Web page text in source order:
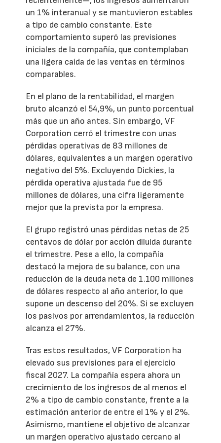
un 1% interanual y se mantuvieron estables
a tipo de cambio constante. Este
comportamiento superó las previsiones
iniciales de la compañía, que contemplaban
una ligera caída de las ventas en términos
comparables.
En el plano de la rentabilidad, el margen
bruto alcanzó el 54,9%, un punto porcentual
más que un año antes. Sin embargo, VF
Corporation cerró el trimestre con unas
pérdidas operativas de 83 millones de
dólares, equivalentes a un margen operativo
negativo del 5%. Excluyendo Dickies, la
pérdida operativa ajustada fue de 95
millones de dólares, una cifra ligeramente
mejor que la prevista por la empresa.
El grupo registró unas pérdidas netas de 25
centavos de dólar por acción diluida durante
el trimestre. Pese a ello, la compañía
destacó la mejora de su balance, con una
reducción de la deuda neta de 1.100 millones
de dólares respecto al año anterior, lo que
supone un descenso del 20%. Si se excluyen
los pasivos por arrendamientos, la reducción
alcanza el 27%.
Tras estos resultados, VF Corporation ha
elevado sus previsiones para el ejercicio
fiscal 2027. La compañía espera ahora un
crecimiento de los ingresos de al menos el
2% a tipo de cambio constante, frente a la
estimación anterior de entre el 1% y el 2%.
Asimismo, mantiene el objetivo de alcanzar
un margen operativo ajustado cercano al